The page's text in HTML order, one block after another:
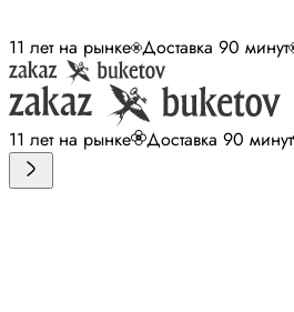
11 лет на рынке Доставка 90 минут
11 лет на рынке Доставка 90 минут